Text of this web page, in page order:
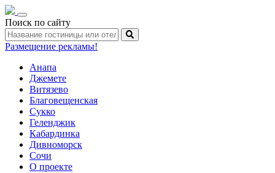
Toggle
navigation
Поиск по сайту
Размещение рекламы!
Анапа
Джемете
Витязево
Благовещенская
Сукко
Геленджик
Кабардинка
Дивноморск
Сочи
О проекте